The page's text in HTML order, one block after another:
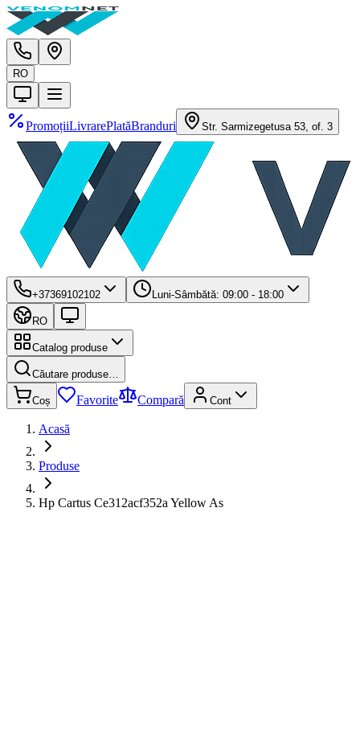
RO
PromoțiiLivrarePlatăBranduri Str. Sarmizegetusa 53, of. 3
+37369102102 Luni-Sâmbătă: 09:00 - 18:00
RO
Catalog produse
Căutare produse…
Coș Favorite Compară Cont
Acasă
Produse
Hp Cartus Ce312acf352a Yellow As